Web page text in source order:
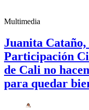
Multimedia
Juanita
Participación
de Cali no
para quedar